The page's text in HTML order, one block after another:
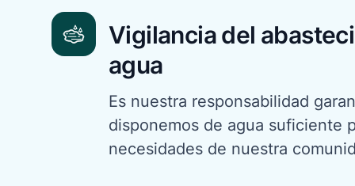
Vigilancia del
agua
Es nuestra responsabilidad
disponemos de agua suficiente
necesidades de nuestra